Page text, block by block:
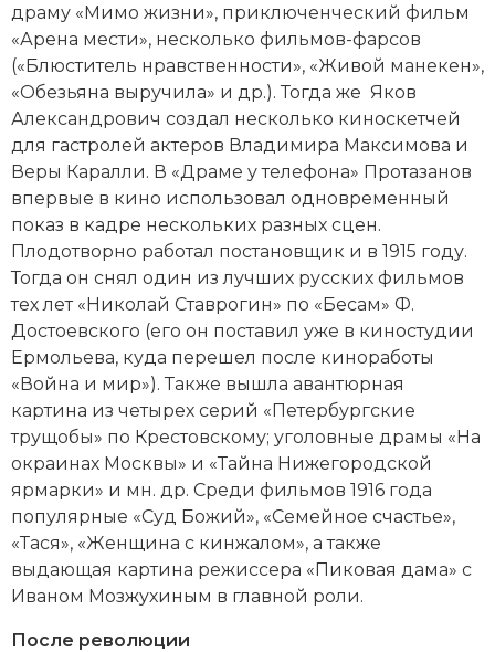
драму «Мимо жизни», приключенческий фильм
«Арена мести», несколько фильмов-фарсов
(«Блюститель нравственности», «Живой манекен»,
«Обезьяна выручила» и др.). Тогда же Яков
Александрович создал несколько киноскетчей
для гастролей актеров Владимира Максимова и
Веры Каралли. В «Драме у телефона» Протазанов
впервые в кино использовал одновременный
показ в кадре нескольких разных сцен.
Плодотворно работал постановщик и в 1915 году.
Тогда он снял один из лучших русских фильмов
тех лет «Николай Ставрогин» по «Бесам» Ф.
Достоевского (его он поставил уже в киностудии
Ермольева, куда перешел после киноработы
«Война и мир»). Также вышла авантюрная
картина из четырех серий «Петербургские
трущобы» по Крестовскому; уголовные драмы «На
окраинах Москвы» и «Тайна Нижегородской
ярмарки» и мн. др. Среди фильмов 1916 года
популярные «Суд Божий», «Семейное счастье»,
«Тася», «Женщина с кинжалом», а также
выдающая картина режиссера «Пиковая дама» с
Иваном Мозжухиным в главной роли.
После революции